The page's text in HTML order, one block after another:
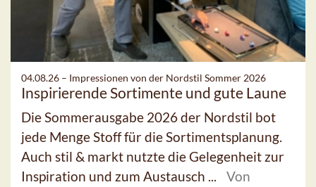
04.08.26 – Impressionen von der Nordstil Sommer 2026
Inspirierende Sortimente und gute Laune
Die Sommerausgabe 2026 der Nordstil bot
jede Menge Stoff für die Sortimentsplanung.
Auch stil & markt nutzte die Gelegenheit zur
Inspiration und zum Austausch ...
Von